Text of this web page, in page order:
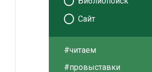
Сайт
#читаем
#провыставки